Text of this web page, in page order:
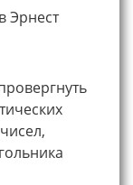
Эрнест